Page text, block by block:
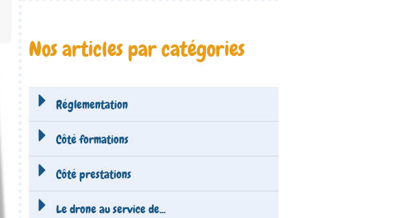
Nos articles par catégories
Réglementation
Côté formations
Côté prestations
Le drone au service de...